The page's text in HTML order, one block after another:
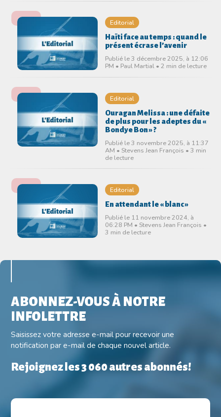
Editorial
Haïti face au temps : quand le
présent écrase l’avenir
Publié le 3 décembre 2025, à 12:06
PM • Paul Martial • 2 min de lecture
Editorial
Ouragan Melissa : une défaite
de plus pour les adeptes du «
Bondye Bon » ?
Publié le 3 novembre 2025, à 11:37
AM • Stevens Jean François • 3 min
de lecture
Editorial
En attendant le « blanc »
Publié le 11 novembre 2024, à
06:28 PM • Stevens Jean François •
3 min de lecture
ABONNEZ-VOUS À NOTRE
INFOLETTRE
Saisissez votre adresse e-mail pour recevoir une
notification par e-mail de chaque nouvel article.
Rejoignez les 3 060 autres abonnés!